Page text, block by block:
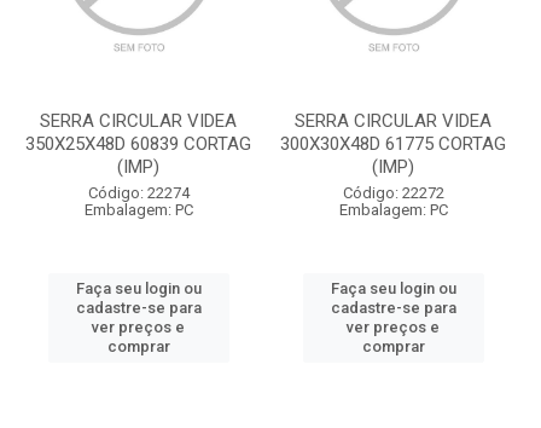
SERRA CIRCULAR VIDEA
350X25X48D 60839 CORTAG
(IMP)
Código: 22274
Embalagem: PC
Faça seu login ou
cadastre-se para
ver preços e
comprar
SERRA CIRCULAR VIDEA
300X30X48D 61775 CORTAG
(IMP)
Código: 22272
Embalagem: PC
Faça seu login ou
cadastre-se para
ver preços e
comprar